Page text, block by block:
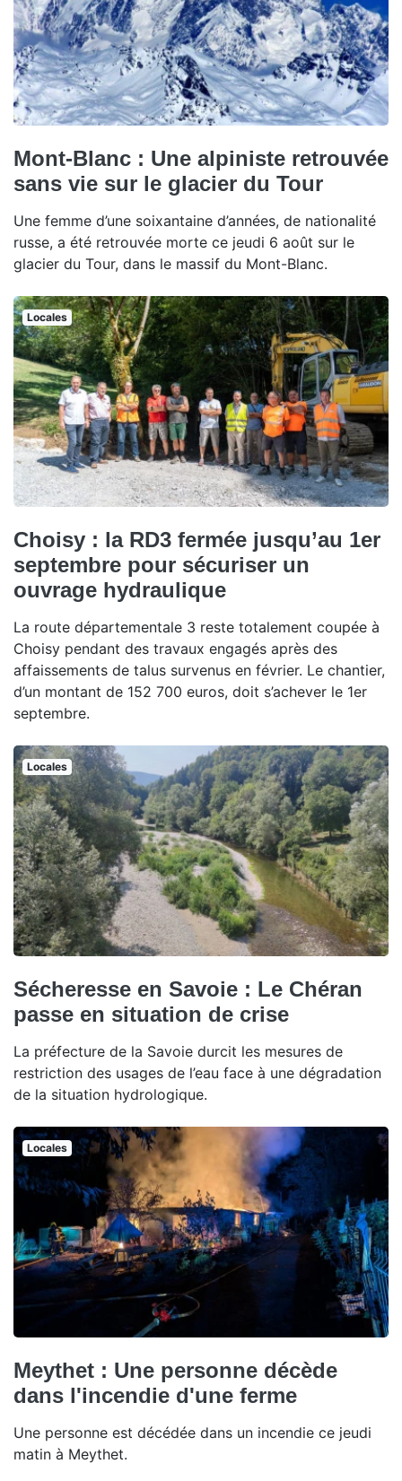
Mont-Blanc : Une alpiniste retrouvée
sans vie sur le glacier du Tour
Une femme d’une soixantaine d’années, de nationalité
russe, a été retrouvée morte ce jeudi 6 août sur le
glacier du Tour, dans le massif du Mont-Blanc.
Locales
Choisy : la RD3 fermée jusqu’au 1er
septembre pour sécuriser un
ouvrage hydraulique
La route départementale 3 reste totalement coupée à
Choisy pendant des travaux engagés après des
affaissements de talus survenus en février. Le chantier,
d’un montant de 152 700 euros, doit s’achever le 1er
septembre.
Locales
Sécheresse en Savoie : Le Chéran
passe en situation de crise
La préfecture de la Savoie durcit les mesures de
restriction des usages de l’eau face à une dégradation
de la situation hydrologique.
Locales
Meythet : Une personne décède
dans l'incendie d'une ferme
Une personne est décédée dans un incendie ce jeudi
matin à Meythet.